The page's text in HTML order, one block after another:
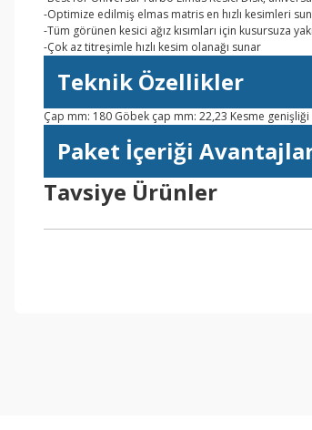
-Optimize edilmiş elmas matris en hızlı kesimleri
-Tüm görünen kesici ağız kısımları için kusursuza
-Çok az titreşimle hızlı kesim olanağı sunar
Teknik Özellikler
Çap mm: 180 Göbek çap mm: 22,23 Kesme
Paket İçeriği
Görüş ve önerileriniz için teşekkür ederiz.
Tavsiye Ürünler